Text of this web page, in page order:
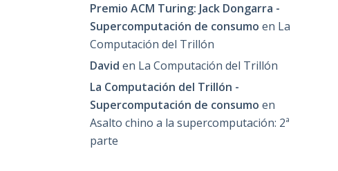
Premio ACM Turing: Jack Dongarra -
Supercomputación de consumo en La
Computación del Trillón
David en La Computación del Trillón
La Computación del Trillón -
Supercomputación de consumo en
Asalto chino a la supercomputación: 2ª
parte